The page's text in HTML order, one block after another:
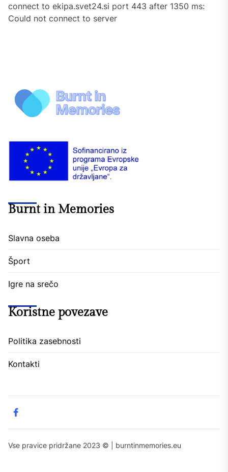
connect to ekipa.svet24.si port 443 after 1350 ms:
Could not connect to server
Burnt in Memories
Slavna oseba
Šport
Igre na srečo
Koristne povezave
Politika zasebnosti
Kontakti
Facebook
Vse pravice pridržane 2023 © | burntinmemories.eu